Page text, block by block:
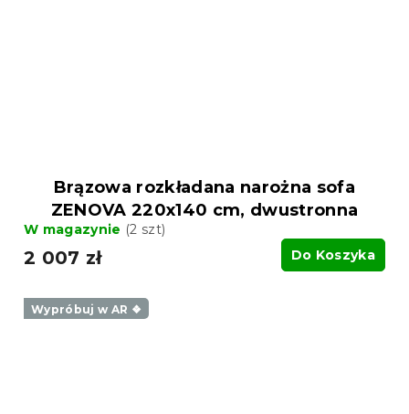
Brązowa rozkładana narożna sofa
ZENOVA 220x140 cm, dwustronna
W magazynie (2 szt)
2 007 zł Do Koszyka
Wypróbuj w AR ❖